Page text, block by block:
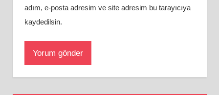
adım, e-posta adresim ve site adresim bu tarayıcıya
kaydedilsin.